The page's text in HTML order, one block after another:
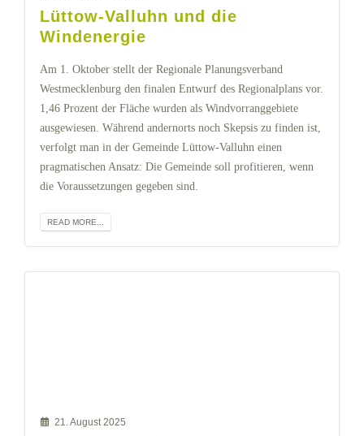
Lüttow-Valluhn und die
Windenergie
Am 1. Oktober stellt der Regionale Planungsverband
Westmecklenburg den finalen Entwurf des Regionalplans vor.
1,46 Prozent der Fläche wurden als Windvorranggebiete
ausgewiesen. Während andernorts noch Skepsis zu finden ist,
verfolgt man in der Gemeinde Lüttow-Valluhn einen
pragmatischen Ansatz: Die Gemeinde soll profitieren, wenn
die Voraussetzungen gegeben sind.
READ MORE...
21. August 2025